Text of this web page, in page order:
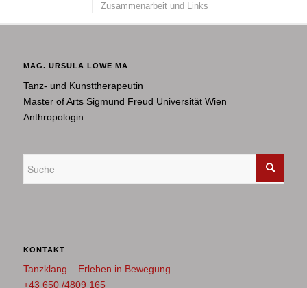
Zusammenarbeit und Links
MAG. URSULA LÖWE MA
Tanz- und Kunsttherapeutin
Master of Arts Sigmund Freud Universität Wien
Anthropologin
KONTAKT
Tanzklang – Erleben in Bewegung
+43 650 /4809 165